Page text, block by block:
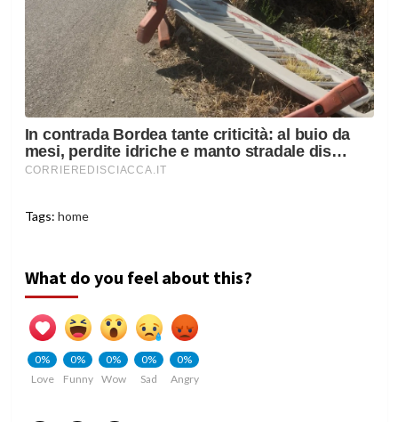
Tags: home
What do you feel about this?
0%
Love
0%
Funny
0%
Wow
0%
Sad
0%
Angry